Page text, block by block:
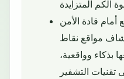
قادة الأمن
مواقع نقاط
بذكاء وواقعية،
تقنيات التشفير